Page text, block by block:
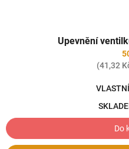
Upevnění
(41,32
Do